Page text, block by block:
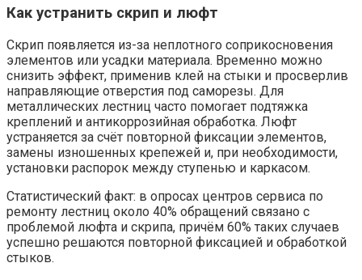
Как устранить скрип и люфт
Скрип появляется из-за неплотного соприкосновения
элементов или усадки материала. Временно можно
снизить эффект, применив клей на стыки и просверлив
направляющие отверстия под саморезы. Для
металлических лестниц часто помогает подтяжка
креплений и антикоррозийная обработка. Люфт
устраняется за счёт повторной фиксации элементов,
замены изношенных крепежей и, при необходимости,
установки распорок между ступенью и каркасом.
Статистический факт: в опросах центров сервиса по
ремонту лестниц около 40% обращений связано с
проблемой люфта и скрипа, причём 60% таких случаев
успешно решаются повторной фиксацией и обработкой
стыков.